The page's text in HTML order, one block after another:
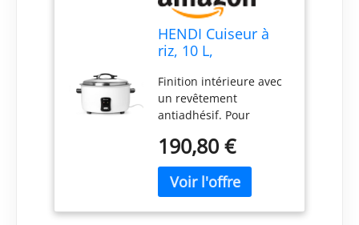
HENDI Cuiseur à
riz, 10 L,
554x495x(H)365mm
Finition intérieure avec
un revêtement
antiadhésif. Pour
riz cuit. Poignées qui
peuvent servir de
support pour le
couvercle. Verre doseur
et cuillère à riz incluses.
190,80 €